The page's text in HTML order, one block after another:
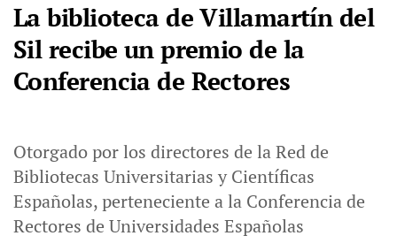
La biblioteca de Villamartín del
Sil recibe un premio de la
Conferencia de Rectores
Otorgado por los directores de la Red de
Bibliotecas Universitarias y Científicas
Españolas, perteneciente a la Conferencia de
Rectores de Universidades Españolas